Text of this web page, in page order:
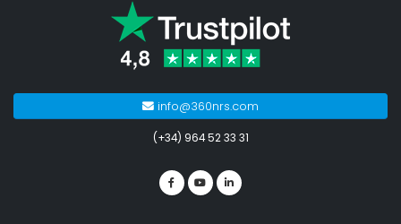
info@360nrs.com
(+34) 964 52 33 31